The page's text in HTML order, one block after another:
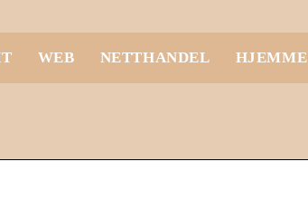
WEB NETTHANDEL HJEMME